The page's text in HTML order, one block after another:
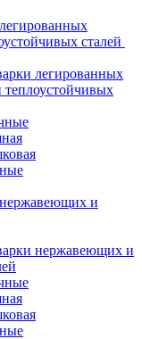
сталей
легированных
и
нержавеющих и